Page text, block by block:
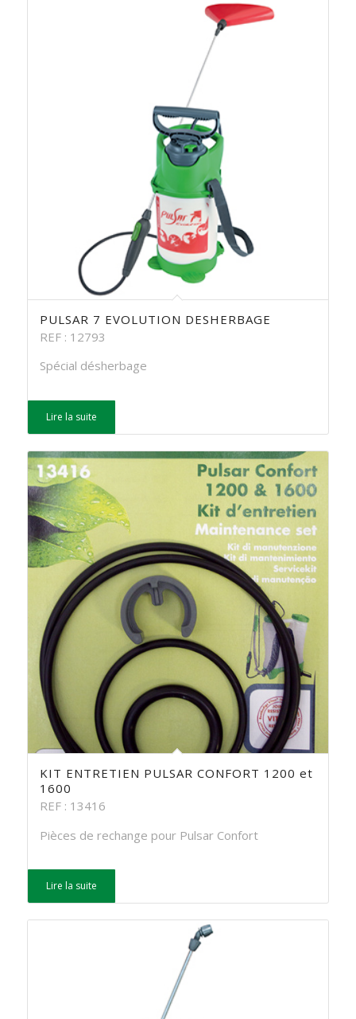
PULSAR 7 EVOLUTION DESHERBAGE
REF : 12793
Spécial désherbage
Lire la suite
KIT ENTRETIEN PULSAR CONFORT 1200 et
1600
REF : 13416
Pièces de rechange pour Pulsar Confort
Lire la suite